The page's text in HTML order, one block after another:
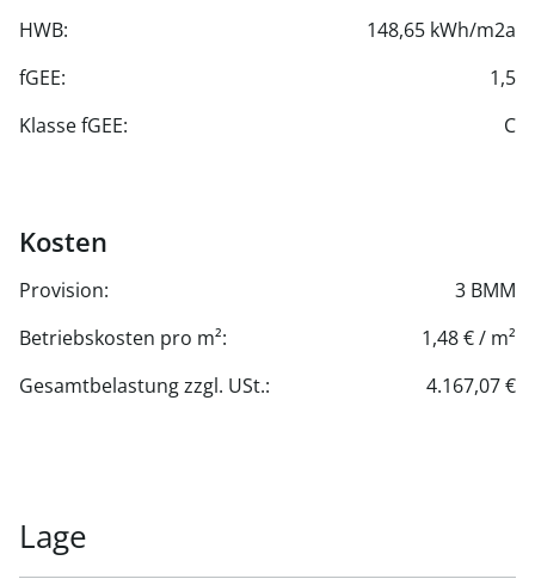
HWB:
148,65 kWh/m2a
fGEE:
1,5
Klasse fGEE:
C
Kosten
Provision:
3 BMM
Betriebskosten pro m²:
1,48 € / m²
Gesamtbelastung zzgl. USt.:
4.167,07 €
Lage